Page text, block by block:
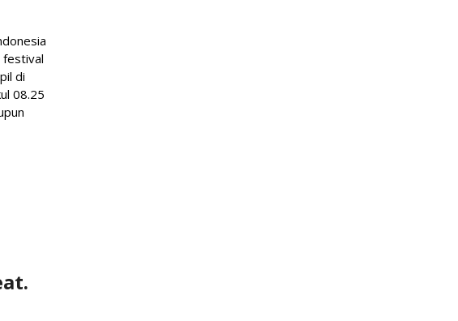
festival
di
08.25